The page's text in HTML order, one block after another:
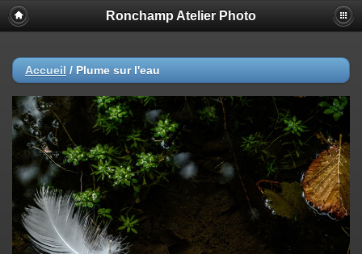
Ronchamp Atelier Photo
Accueil / Plume sur l'eau